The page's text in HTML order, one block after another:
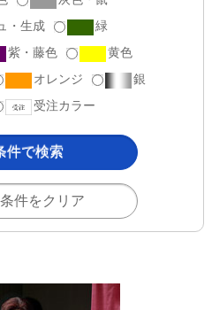
・生成
緑
紫・藤色
黄色
オレンジ
銀
受注カラー